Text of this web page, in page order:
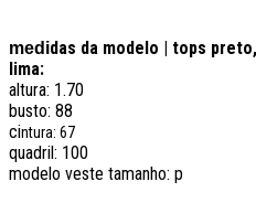
medidas da modelo | tops
lima:
altura: 1.70
busto: 88
cintura: 67
quadril: 100
modelo veste tamanho: p